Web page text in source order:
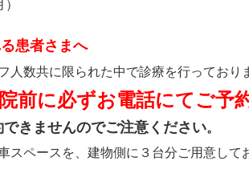
患者さまへ
人数共に限られた中で診療を行っており
前に必ずお電話にてご予
きませんのでご注意ください。
スペースを、建物側に３台分ご用意して